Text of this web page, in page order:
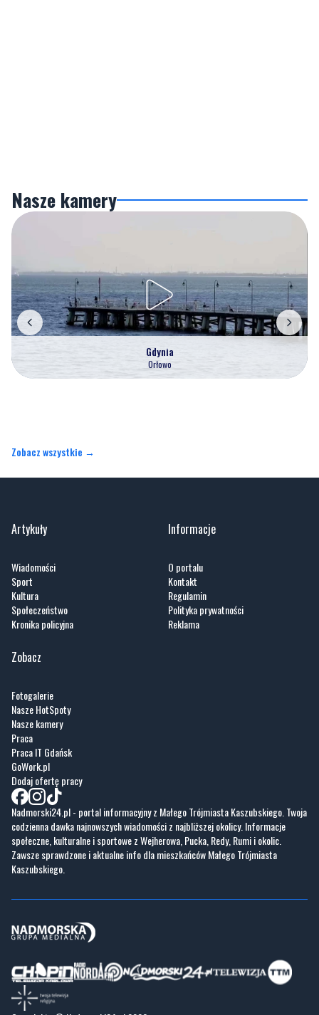
Gdynia
Orłowo
Artykuły
Sport
Kronika policyjna
Informacje
Kontakt
Reklama
Zobacz
Nasze HotSpoty
Praca IT Gdańsk
GoWork.pl
Dodaj ofertę pracy
Nadmorski24.pl - portal informacyjny z Małego Trójmiasta Kaszubskiego. Twoja
codzienna dawka najnowszych wiadomości z najbliższej okolicy. Informacje
społeczne, kulturalne i sportowe z Wejherowa, Pucka, Redy, Rumi i okolic.
Zawsze sprawdzone i aktualne info dla mieszkańców Małego Trójmiasta
Kaszubskiego.
Copyrights © Nadmorski24.pl 2026 r.
Projekt i wykonaniePixlab.pl